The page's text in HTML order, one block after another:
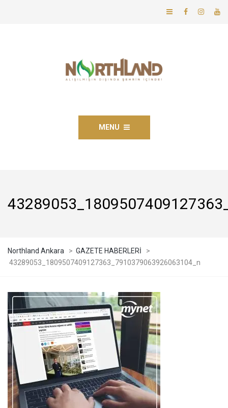
MENU
Northland Ankara > GAZETE HABERLERİ
>
43289053_1809507409127363_7910379063926063104_n